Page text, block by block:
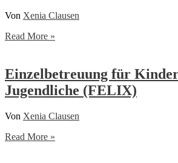
Von Xenia Clausen
Erziehungsbeistandschaft
Read More »
Einzelbetreuung für
Jugendliche (FELIX)
Von Xenia Clausen
Einzelbetreuung
Read More »